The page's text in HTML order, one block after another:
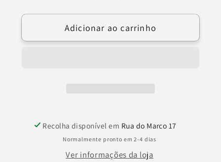
Adicionar ao carrinho
Recolha disponível em Rua do Marco 17
Normalmente pronto em 2-4 dias
Ver informações da loja